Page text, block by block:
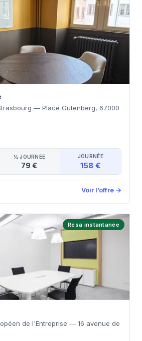
— Place Gutenberg, 67000
½ JOURNÉE
79 €
JOURNÉE
158 €
Voir l’offre →
Résa instantanée
de l'Entreprise — 16 avenue de